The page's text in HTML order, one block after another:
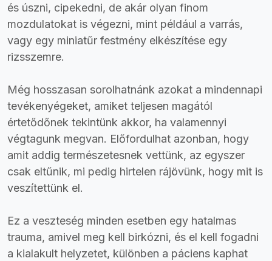
és úszni, cipekedni, de akár olyan finom
mozdulatokat is végezni, mint például a varrás,
vagy egy miniatűr festmény elkészítése egy
rizsszemre.
Még hosszasan sorolhatnánk azokat a mindennapi
tevékenyégeket, amiket teljesen magától
értetődőnek tekintünk akkor, ha valamennyi
végtagunk megvan. Előfordulhat azonban, hogy
amit addig természetesnek vettünk, az egyszer
csak eltűnik, mi pedig hirtelen rájövünk, hogy mit is
veszítettünk el.
Ez a veszteség minden esetben egy hatalmas
trauma, amivel meg kell birkózni, és el kell fogadni
a kialakult helyzetet, különben a páciens kaphat